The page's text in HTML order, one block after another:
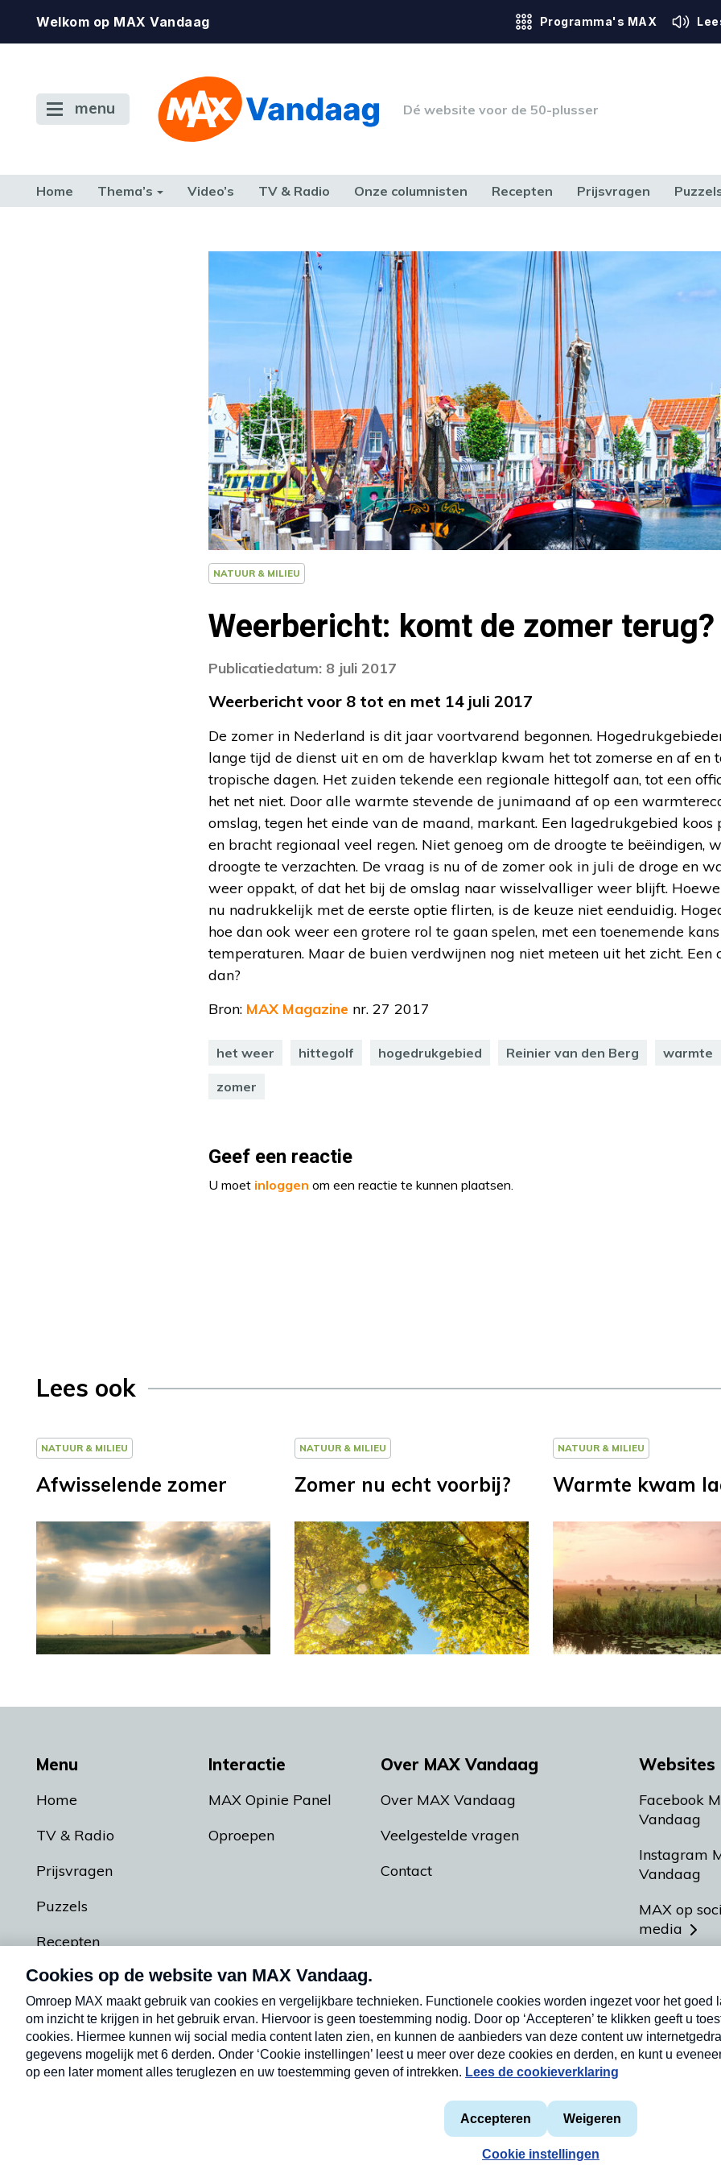
Welkom op MAX Vandaag Programma's MAX
menu Dé website voor de 50-plusser
Home Thema’s Video’s TV & Radio Onze columnisten Recepten Prijsvragen
NATUUR & MILIEU
Weerbericht: komt de zomer terug?
Publicatiedatum: 8 juli 2017
Weerbericht voor 8 tot en met 14 juli 2017
De zomer in Nederland is dit jaar voortvarend begonnen.
lange tijd de dienst uit en om de haverklap kwam het tot zomerse en af en
tropische dagen. Het zuiden tekende een regionale hittegolf aan, tot een
het net niet. Door alle warmte stevende de junimaand af op een
omslag, tegen het einde van de maand, markant. Een lagedrukgebied koos
en bracht regionaal veel regen. Niet genoeg om de droogte te beëindigen,
droogte te verzachten. De vraag is nu of de zomer ook in juli de droge en
weer oppakt, of dat het bij de omslag naar wisselvalliger weer blijft.
nu nadrukkelijk met de eerste optie flirten, is de keuze niet eenduidig.
hoe dan ook weer een grotere rol te gaan spelen, met een toenemende
temperaturen. Maar de buien verdwijnen nog niet meteen uit het zicht. Een
dan?
Bron: MAX Magazine nr. 27 2017
het weer hittegolf hogedrukgebied Reinier van den Berg warmte
zomer
Geef een reactie
U moet inloggen om een reactie te kunnen plaatsen.
Lees ook
NATUUR & MILIEU
Afwisselende zomer
NATUUR & MILIEU
Zomer nu echt voorbij?
NATUUR & MILIEU
Warmte kwam
Menu
Home
TV & Radio
Prijsvragen
Puzzels
Recepten
Podcasts
Interactie
MAX Opinie Panel
Oproepen
Over MAX Vandaag
Over MAX Vandaag
Veelgestelde vragen
Contact
Websites
Facebook
Vandaag
Instagram
Vandaag
MAX op
media
Meldpunt
Heel
Privacyverklaring
Cookieverklaring